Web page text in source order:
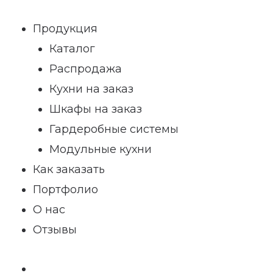
Продукция
Каталог
Распродажа
Кухни на заказ
Шкафы на заказ
Гардеробные системы
Модульные кухни
Как заказать
Портфолио
О нас
Отзывы